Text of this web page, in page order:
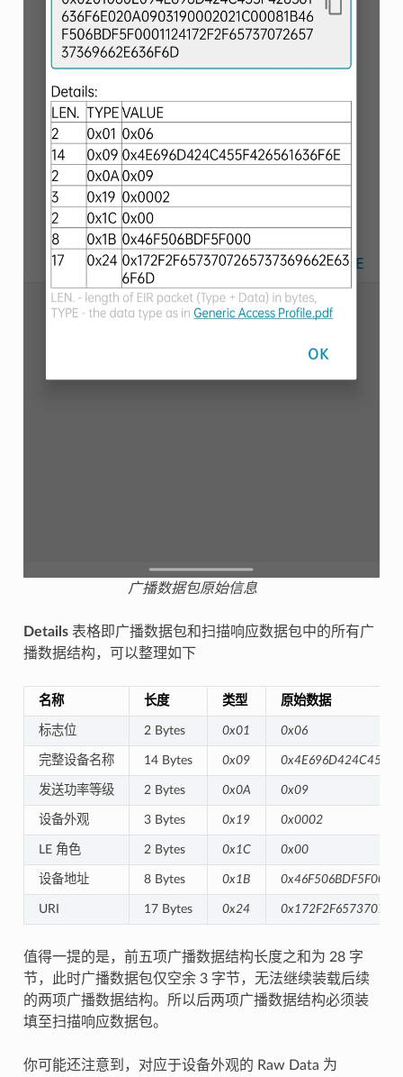
广播数据包原始信息
Details表格即广播数据包和扫描响应数据包中的所有广
播数据结构，可以整理如下
名称 长度 类型 原始数据
标志位 2 Bytes 0x01 0x06
完整设备名称 14 Bytes 0x09
发送功率等级 2 Bytes 0x0A 0x09
设备外观 3 Bytes 0x19 0x0002
LE 角色 2 Bytes 0x1C 0x00
设备地址 8 Bytes 0x1B 0x46F506BDF5F000
URI 17 Bytes 0x24
值得一提的是，前五项广播数据结构长度之和为 28 字
节，此时广播数据包仅空余 3 字节，无法继续装载后续
的两项广播数据结构。所以后两项广播数据结构必须装
填至扫描响应数据包。
你可能还注意到，对应于设备外观的 Raw Data 为